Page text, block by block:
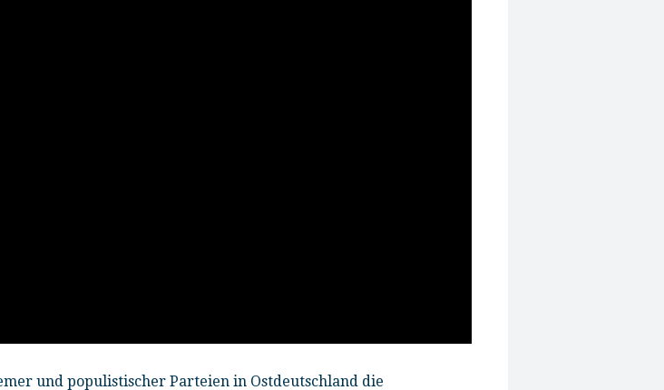
und populistischer Parteien in Ostdeutschland die